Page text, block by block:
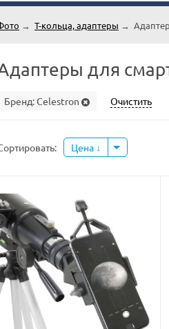
→ Т-кольца, адаптеры →
для
Бренд:Celestron Очистить
Цена